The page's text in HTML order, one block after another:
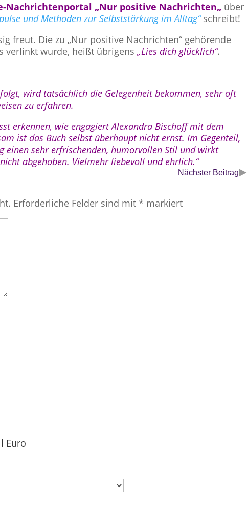
Nachrichtenportal „Nur positive Nachrichten„ über
und Methoden zur Selbststärkung im Alltag“schreibt!
freut. Die zu „Nur positive Nachrichten“ gehörende
verlinkt wurde, heißt übrigens „Lies dich glücklich“.
wird tatsächlich die Gelegenheit bekommen, sehr oft
zu erfahren.
erkennen, wie engagiert Alexandra Bischoff mit dem
ist das Buch selbst überhaupt nicht ernst. Im Gegenteil,
einen sehr erfrischenden, humorvollen Stil und wirkt
abgehoben. Vielmehr liebevoll und ehrlich.“
Nächster Beitrag▶
Erforderliche Felder sind mit* markiert
Euro